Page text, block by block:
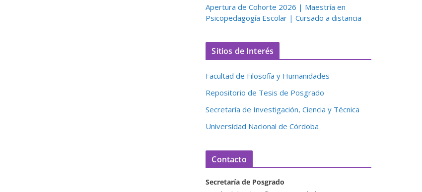
Apertura de Cohorte 2026 | Maestría en
Psicopedagogía Escolar | Cursado a distancia
Sitios de Interés
Facultad de Filosofía y Humanidades
Repositorio de Tesis de Posgrado
Secretaría de Investigación, Ciencia y Técnica
Universidad Nacional de Córdoba
Contacto
Secretaría de Posgrado